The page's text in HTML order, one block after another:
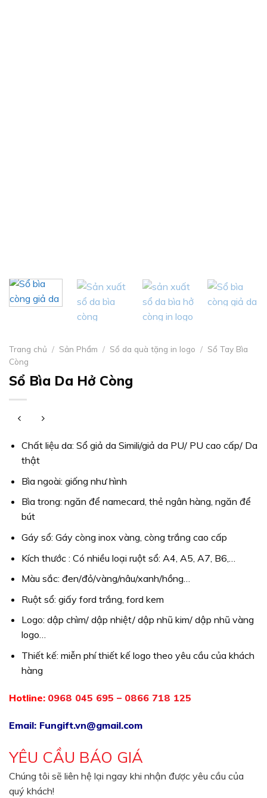
Trang chủ / Sản Phẩm / Sổ da quà tặng in logo / Sổ Tay Bìa
Còng
Sổ Bìa Da Hở Còng
Chất liệu da: Sổ giả da Simili/giả da PU/ PU cao cấp/ Da
thật
Bìa ngoài: giống như hình
Bìa trong: ngăn để namecard, thẻ ngân hàng, ngăn để
bút
Gáy sổ: Gáy còng inox vàng, còng trắng cao cấp
Kích thước : Có nhiều loại ruột sổ: A4, A5, A7, B6,…
Màu sắc: đen/đỏ/vàng/nâu/xanh/hồng…
Ruột sổ: giấy ford trắng, ford kem
Logo: dập chìm/ dập nhiệt/ dập nhũ kim/ dập nhũ vàng
logo…
Thiết kế: miễn phí thiết kế logo theo yêu cầu của khách
hàng
Hotline: 0968 045 695 – 0866 718 125
Email: Fungift.vn@gmail.com
YÊU CẦU BÁO GIÁ
Chúng tôi sẽ liên hệ lại ngay khi nhận được yêu cầu của
quý khách!